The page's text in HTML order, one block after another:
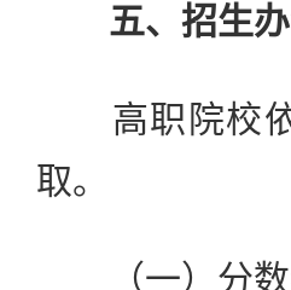
五、招生
高职院校依
取。
（一）分数